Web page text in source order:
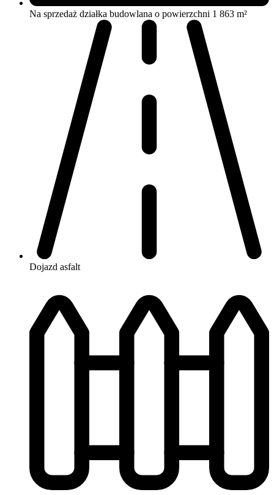
Na sprzedaż działka budowlana o powierzchni 1 863 m²
Dojazd asfalt